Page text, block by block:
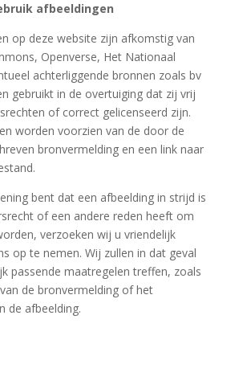
afbeeldingen
op deze website zijn afkomstig van
Openverse, Het Nationaal
achterliggende bronnen zoals bv
gebruikt in de overtuiging dat zij vrij
of correct gelicenseerd zijn.
worden voorzien van de door de
bronvermelding en een link naar
bent dat een afbeelding in strijd is
of een andere reden heeft om
verzoeken wij u vriendelijk
op te nemen. Wij zullen in dat geval
passende maatregelen treffen, zoals
de bronvermelding of het
de afbeelding.